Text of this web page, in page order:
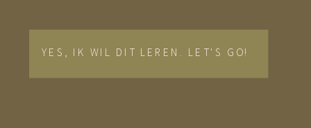
YES, IK WIL DIT LEREN. LET'S GO!